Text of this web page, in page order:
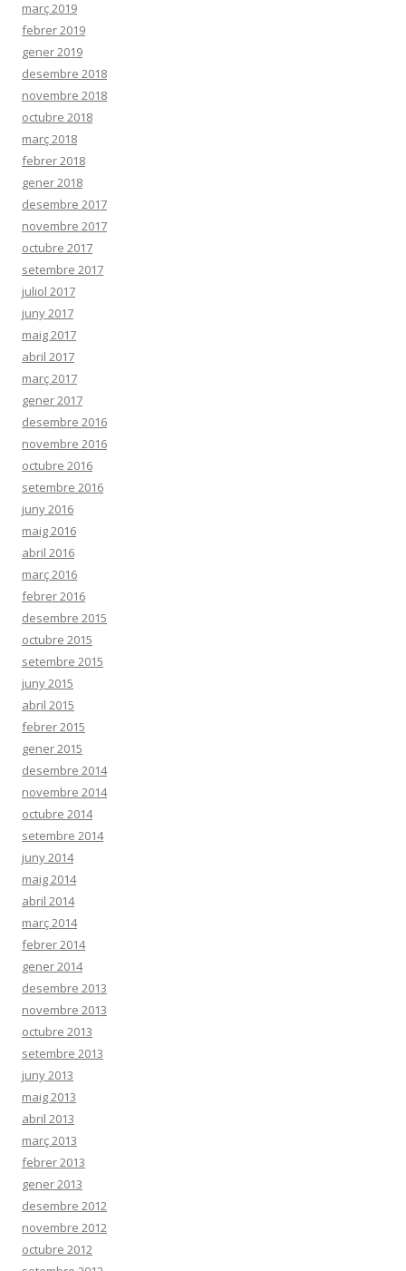
març 2019
febrer 2019
gener 2019
desembre 2018
novembre 2018
octubre 2018
març 2018
febrer 2018
gener 2018
desembre 2017
novembre 2017
octubre 2017
setembre 2017
juliol 2017
juny 2017
maig 2017
abril 2017
març 2017
gener 2017
desembre 2016
novembre 2016
octubre 2016
setembre 2016
juny 2016
maig 2016
abril 2016
març 2016
febrer 2016
desembre 2015
octubre 2015
setembre 2015
juny 2015
abril 2015
febrer 2015
gener 2015
desembre 2014
novembre 2014
octubre 2014
setembre 2014
juny 2014
maig 2014
abril 2014
març 2014
febrer 2014
gener 2014
desembre 2013
novembre 2013
octubre 2013
setembre 2013
juny 2013
maig 2013
abril 2013
març 2013
febrer 2013
gener 2013
desembre 2012
novembre 2012
octubre 2012